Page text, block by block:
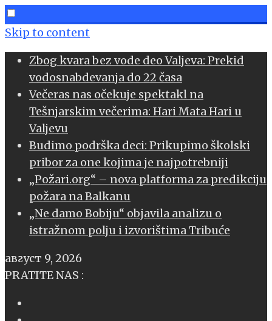
Skip to content
Zbog kvara bez vode deo Valjeva: Prekid
vodosnabdevanja do 22 časa
Večeras nas očekuje spektakl na
Tešnjarskim večerima: Hari Mata Hari u
Valjevu
Budimo podrška deci: Prikupimo školski
pribor za one kojima je najpotrebniji
„Požari.org“ – nova platforma za predikciju
požara na Balkanu
„Ne damo Bobiju“ objavila analizu o
istražnom polju i izvorištima Tribuće
август 9, 2026
PRATITE NAS :